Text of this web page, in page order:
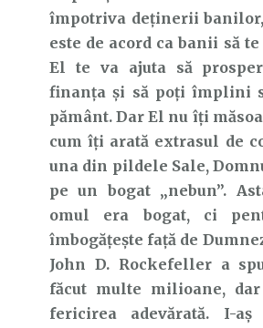
împotriva deținerii
este de acord ca banii să
El te va ajuta să
finanța și să poți împlini
pământ. Dar El nu îți
cum îți arată extrasul de
una din pildele Sale,
pe un bogat „nebun”.
omul era bogat, ci
îmbogăţeşte faţă de
John D. Rockefeller a
făcut multe milioane,
fericirea adevărată. I-